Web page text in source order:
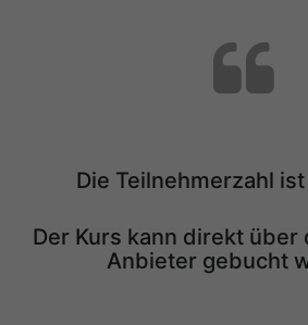
Die Teilnehmerzahl
Der Kurs kann direkt über
Anbieter gebucht